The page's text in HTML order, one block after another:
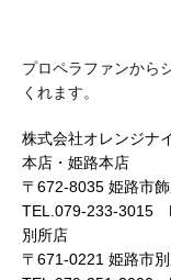
プロペラファンから
くれます。
株式会社オレンジナ
本店・姫路本店
〒672-8035 姫路市
TEL.079-233-3015
別所店
〒671-0221 姫路市